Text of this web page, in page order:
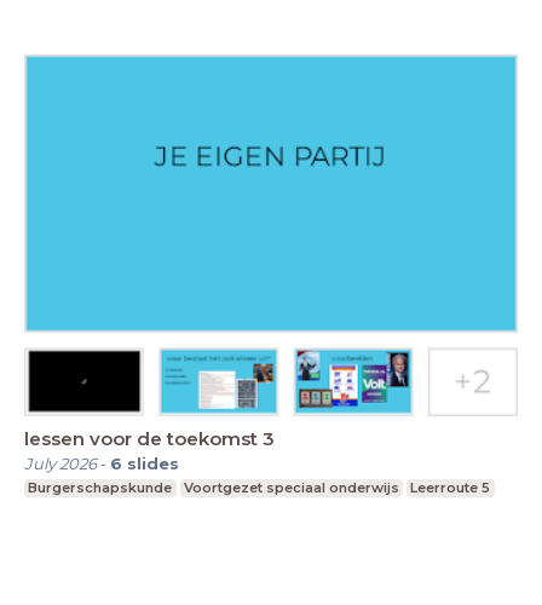
lessen voor de toekomst 3
July 2026- 6 slides
Burgerschapskunde Voortgezet speciaal onderwijs Leerroute 5